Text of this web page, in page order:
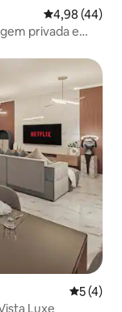
Classificação
4,98 (44)
privada e
5 (4)
Luxe